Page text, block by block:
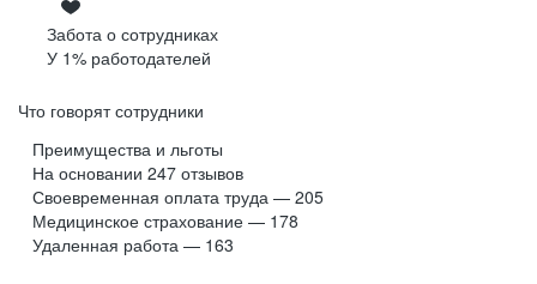
Забота о сотрудниках
У 1% работодателей
Что говорят сотрудники
Преимущества и льготы
На основании 247 отзывов
Своевременная оплата труда — 205
Медицинское страхование — 178
Удаленная работа — 163